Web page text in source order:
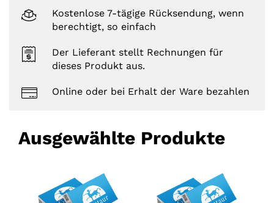
Kostenlose 7-tägige Rücksendung, wenn
berechtigt, so einfach
Der Lieferant stellt Rechnungen für
dieses Produkt aus.
Online oder bei Erhalt der Ware bezahlen
Ausgewählte Produkte